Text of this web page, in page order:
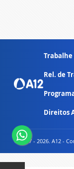
Trabalhe
Rel. de
Direitos
© 2007 - 2026. A12 -